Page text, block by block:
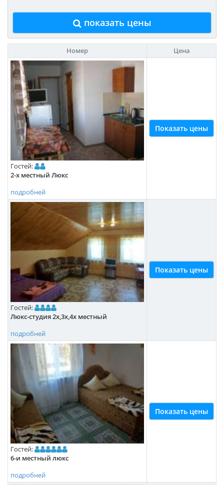
показать цены
Номер Цена
Гостей:
2-х местный Люкс
подробней
Показать цены
Гостей:
Люкс-студия 2х,3х,4х местный
подробней
Показать цены
Гостей:
6-и местный люкс
подробней
Показать цены